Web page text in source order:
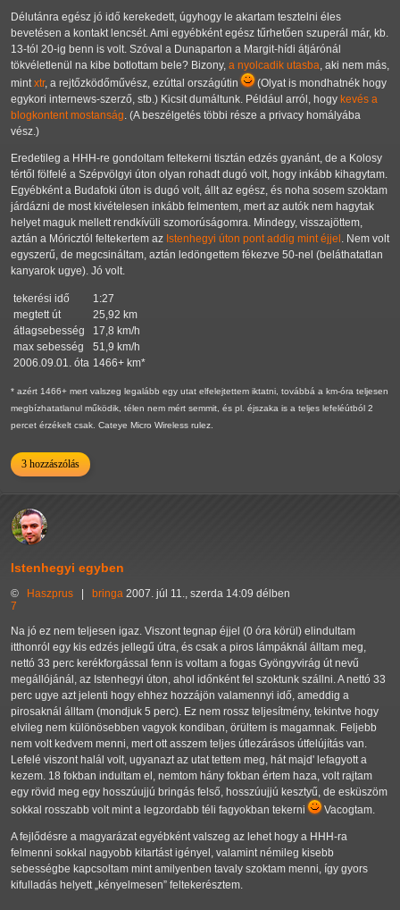
Délutánra egész jó idő kerekedett, úgyhogy le akartam tesztelni éles
bevetésen a kontakt lencsét. Ami egyébként egész tűrhetően szuperál már, kb.
13-tól 20-ig benn is volt. Szóval a Dunaparton a Margit-hídi átjárónál
tökvéletlenül na kibe botlottam bele? Bizony, a nyolcadik utasba, aki nem más,
mintxtr, a rejtőzködőművész, ezúttal országútin
(Olyat is mondhatnék hogy
egykori internews-szerző, stb.) Kicsit dumáltunk. Például arról, hogy kevés a
blogkontent mostanság. (A beszélgetés többi része a privacy homályába
vész.)
Eredetileg a HHH-re gondoltam feltekerni tisztán edzés gyanánt, de a Kolosy
tértől fölfelé a Szépvölgyi úton olyan rohadt dugó volt, hogy inkább kihagytam.
Egyébként a Budafoki úton is dugó volt, állt az egész, és noha sosem szoktam
járdázni de most kivételesen inkább felmentem, mert az autók nem hagytak
helyet maguk mellett rendkívüli szomorúságomra. Mindegy, visszajöttem,
aztán a Móricztól feltekertem az Istenhegyi úton pont addig mint éjjel . Nem volt
egyszerű, de megcsináltam, aztán ledöngettem fékezve 50-nel (beláthatatlan
kanyarok ugye). Jó volt.
tekerési idő
1:27
megtett út
25,92 km
átlagsebesség
17,8 km/h
max sebesség
51,9 km/h
2006.09.01. óta 1466+ km*
* azért 1466+ mert valszeg legalább egy utat elfelejtettem iktatni, továbbá a km-óra teljesen
megbízhatatlanul működik, télen nem mért semmit, és pl. éjszaka is a teljes lefeléútból 2
percet érzékelt csak. Cateye Micro Wireless rulez.
3 hozzászólás
Istenhegyi egyben
© Haszprus bringa 2007. júl 11., szerda 14:09 délben
7
Na jó ez nem teljesen igaz. Viszont tegnap éjjel (0 óra körül) elindultam
itthonról egy kis edzés jellegű útra, és csak a piros lámpáknál álltam meg,
nettó 33 perc kerékforgással fenn is voltam a fogas Gyöngyvirág út nevű
megállójánál, az Istenhegyi úton, ahol időnként fel szoktunk szállni. A nettó 33
perc ugye azt jelenti hogy ehhez hozzájön valamennyi idő, ameddig a
pirosaknál álltam (mondjuk 5 perc). Ez nem rossz teljesítmény, tekintve hogy
elvileg nem különösebben vagyok kondiban, örültem is magamnak. Feljebb
nem volt kedvem menni, mert ott asszem teljes útlezárásos útfelújítás van.
Lefelé viszont halál volt, ugyanazt az utat tettem meg, hát majd' lefagyott a
kezem. 18 fokban indultam el, nemtom hány fokban értem haza, volt rajtam
egy rövid meg egy hosszúujjú bringás felső, hosszúujjú kesztyű, de esküszöm
sokkal rosszabb volt mint a legzordabb téli fagyokban tekerni
Vacogtam.
A fejlődésre a magyarázat egyébként valszeg az lehet hogy a HHH-ra
felmenni sokkal nagyobb kitartást igényel, valamint némileg kisebb
sebességbe kapcsoltam mint amilyenben tavaly szoktam menni, így gyors
kifulladás helyett kényelmesen feltekerésztem.